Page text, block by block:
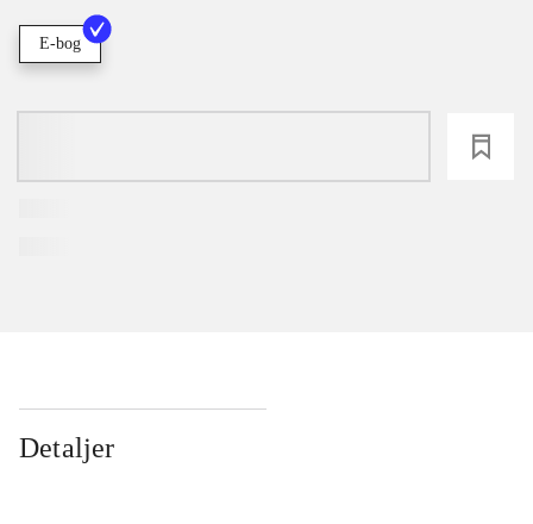
E-bog
Detaljer